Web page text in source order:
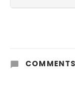
COMMENTS